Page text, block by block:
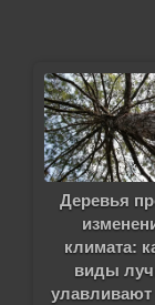
Деревья
климата:
виды
улавливают